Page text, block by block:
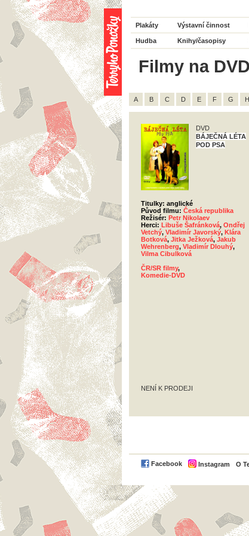
Plakáty Výstavní činnost
Hudba Knihy/časopisy
Filmy na
A B C D E F G H
DVD
BÁJEČNÁ LÉTA
POD PSA
Titulky: anglické
Původ filmu: Česká republika
Režisér: Petr Nikolaev
Herci: Libuše Šafránková, Ondřej
Vetchý, Vladimír Javorský, Klára
Botková, Jitka Ježková, Jakub
Wehrenberg, Vladimír Dlouhý,
Vilma Cibulková
ČR/SR filmy,
Komedie-DVD
NENÍ K PRODEJI
Facebook Instagram O